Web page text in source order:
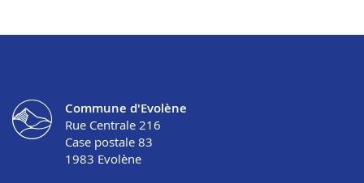
Commune d'Evolène
Rue Centrale 216
Case postale 83
1983 Evolène